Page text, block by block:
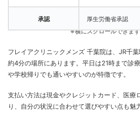
承認 厚生労働省承認
※横にスクロールできま
フレイアクリニックメンズ 千葉院は、JR千
約4分の場所にあります。 平日は21時まで診
や学校帰りでも通いやすいのが特徴です。
支払い方法は現金やクレジットカード、医療
り、自分の状況に合わせて選びやすい点も魅